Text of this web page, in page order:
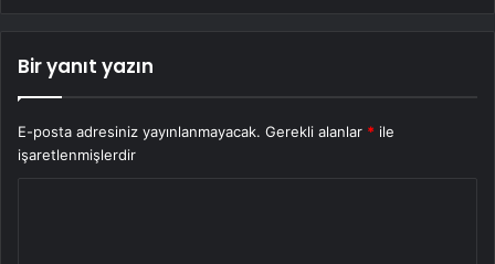
Bir yanıt yazın
E-posta adresiniz yayınlanmayacak. Gerekli alanlar * ile
işaretlenmişlerdir